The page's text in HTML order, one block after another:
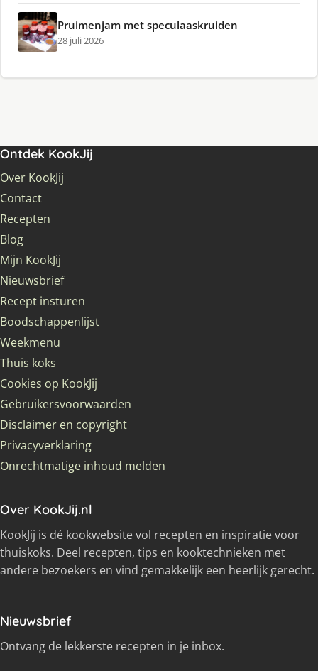
Pruimenjam met speculaaskruiden
28 juli 2026
Ontdek KookJij
Over KookJij
Contact
Recepten
Blog
Mijn KookJij
Nieuwsbrief
Recept insturen
Boodschappenlijst
Weekmenu
Thuis koks
Cookies op KookJij
Gebruikersvoorwaarden
Disclaimer en copyright
Privacyverklaring
Onrechtmatige inhoud melden
Over KookJij.nl
KookJij is dé kookwebsite vol recepten en inspiratie voor
thuiskoks. Deel recepten, tips en kooktechnieken met
andere bezoekers en vind gemakkelijk een heerlijk gerecht.
Nieuwsbrief
Ontvang de lekkerste recepten in je inbox.